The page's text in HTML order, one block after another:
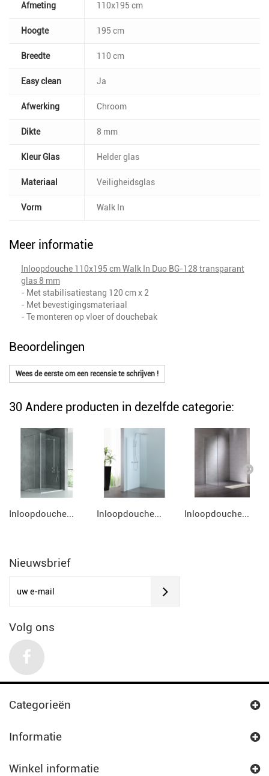
Afmeting 110x195 cm
Hoogte 195 cm
Breedte 110 cm
Easy clean Ja
Afwerking Chroom
Dikte 8 mm
Kleur Glas Helder glas
Materiaal Veiligheidsglas
Vorm Walk In
Meer informatie
Inloopdouche 110x195 cm Walk In Duo BG-128 transparant
glas 8 mm
- Met stabilisatiestang 120 cm x 2
- Met bevestigingsmateriaal
- Te monteren op vloer of douchebak
Beoordelingen
Wees de eerste om een recensie te schrijven !
30 Andere producten in dezelfde categorie:
Inloopdouche... Inloopdouche... Inloopdouche...
Nieuwsbrief
Volg ons
Categorieën
Informatie
Winkel informatie